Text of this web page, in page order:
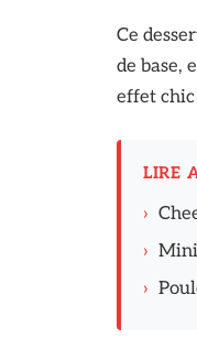
Ce
de base,
effet chic
LIRE
›
›
›